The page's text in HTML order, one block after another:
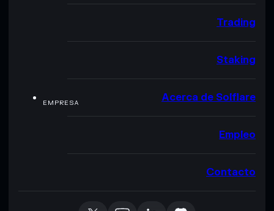
Trading
Staking
EMPRESA Acerca de Solflare
Empleo
Contacto